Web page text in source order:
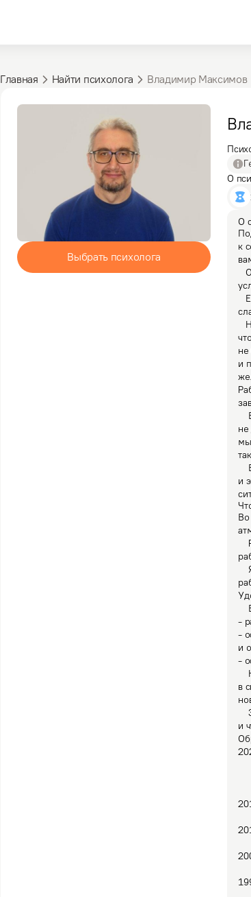
Главная Найти психолога Владимир Максимов
Выбрать психолога
О
О
к
не
и
не
мы
и
Во
-
-
и
-
в
    Здесь для меня важно обращать внимание что происходит на встрече и какие мысли
и